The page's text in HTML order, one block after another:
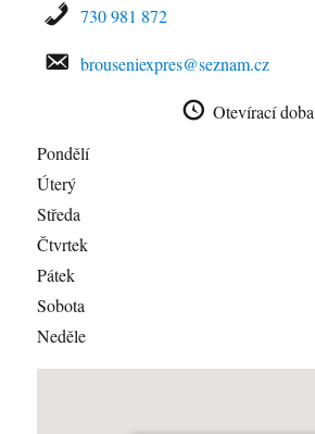
730 981 872
brouseniexpres@seznam.cz
Otevírací doba
Pondělí
Úterý
Středa
Čtvrtek
Pátek
Sobota
Neděle